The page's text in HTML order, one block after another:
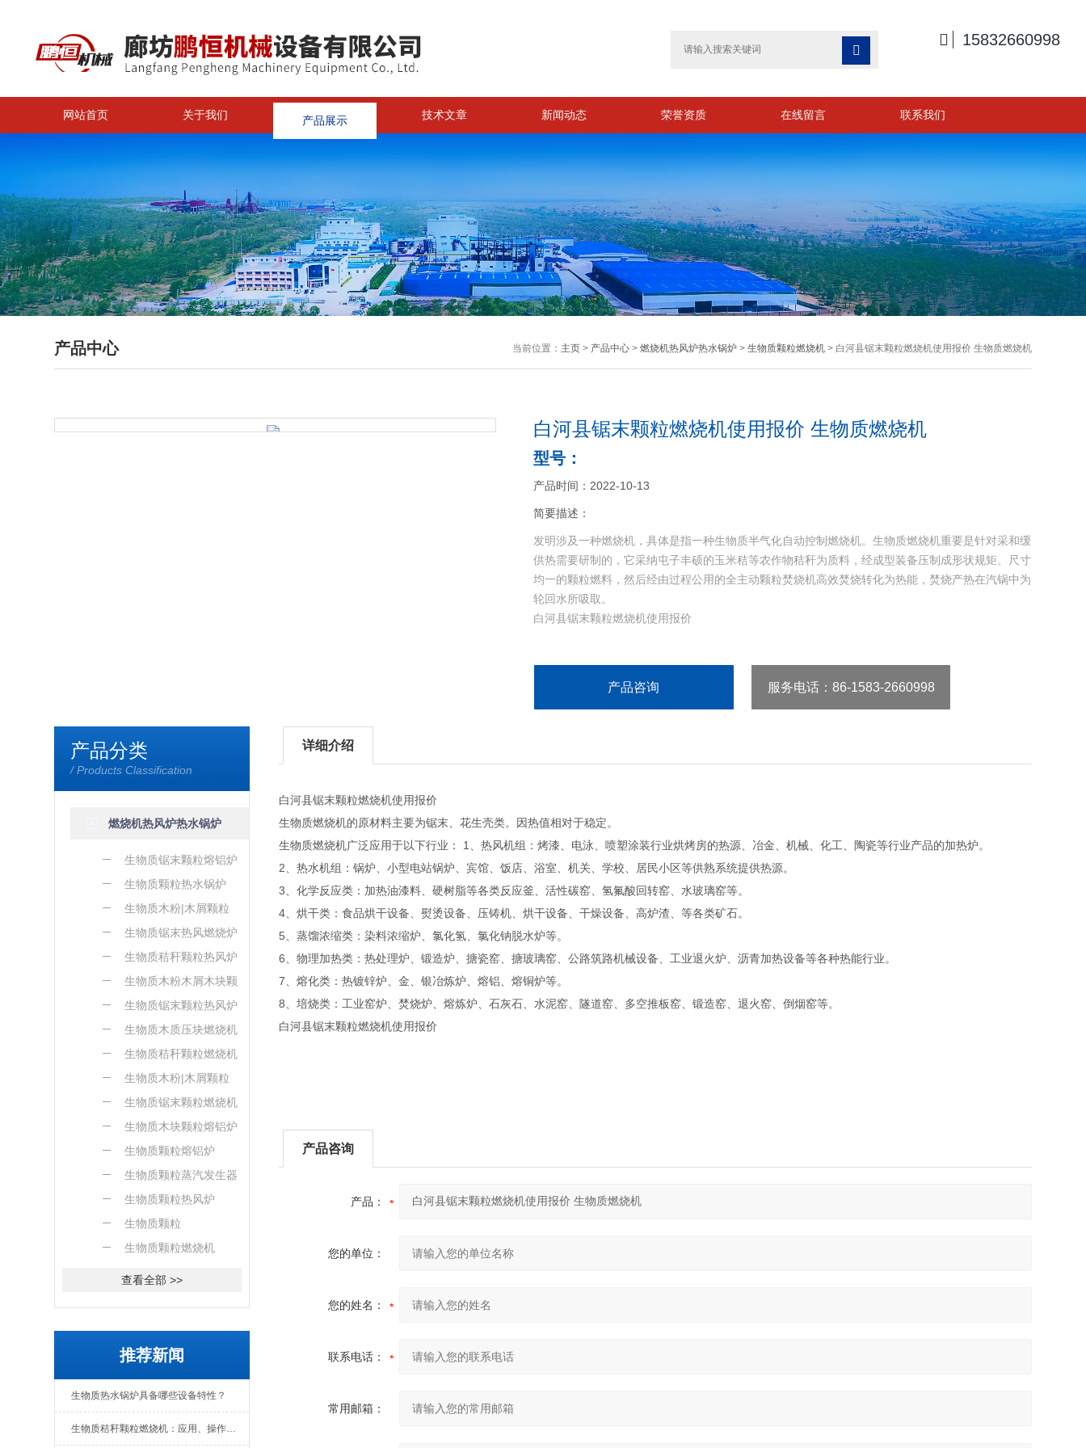

 15832660998
网站首页 关于我们 产品展示 技术文章 新闻动态 荣誉资质 在线留言 联系我们
产品中心 当前位置： 主页> 产品中心> 燃烧机热风炉热水锅炉> 生物质颗粒燃烧机> 白河县锯末颗粒燃烧机使用报价 生物质燃烧机
< >
白河县锯末颗粒燃烧机使用报价 生物质燃烧机
型号：
产品时间：2022-10-13
简要描述：
发明涉及一种燃烧机，具体是指一种生物质半气化自动控制燃烧机。生物质燃烧机重要是针对采和缓
供热需要研制的，它采纳屯子丰硕的玉米秸等农作物秸秆为质料，经成型装备压制成形状规矩、尺寸
均一的颗粒燃料，然后经由过程公用的全主动颗粒焚烧机高效焚烧转化为热能，焚烧产热在汽锅中为
轮回水所吸取。
白河县锯末颗粒燃烧机使用报价
产品咨询 服务电话：86-1583-2660998
产品分类
/ Products Classification
燃烧机热风炉热水锅炉
生物质锯末颗粒熔铝炉
生物质颗粒热水锅炉
生物质木粉|木屑颗粒
熔铝炉
生物质锯末热风燃烧炉
生物质秸秆颗粒热风炉
生物质木粉木屑木块颗
粒热风炉
生物质锯末颗粒热风炉
生物质木质压块燃烧机
生物质秸秆颗粒燃烧机
生物质木粉|木屑颗粒
燃烧机
生物质锯末颗粒燃烧机
生物质木块颗粒熔铝炉
生物质颗粒熔铝炉
生物质颗粒蒸汽发生器
生物质颗粒热风炉
生物质颗粒
生物质颗粒燃烧机
查看全部 >>
推荐新闻
生物质热水锅炉具备哪些设备特性？
生物质秸秆颗粒燃烧机：应用、操作与日常维护全解析
详细介绍
白河县锯末颗粒燃烧机使用报价
生物质燃烧机的原材料主要为锯末、花生壳类。因热值相对于稳定。
生物质燃烧机广泛应用于以下行业： 1、热风机组：烤漆、电泳、喷塑涂装行业烘烤房的热源、冶金、机械、化工、陶瓷等行业产品的加热炉。
2、热水机组：锅炉、小型电站锅炉、宾馆、饭店、浴室、机关、学校、居民小区等供熟系统提供热源。
3、化学反应类：加热油漆料、硬树脂等各类反应釜、活性碳窑、氢氟酸回转窑、水玻璃窑等。
4、烘干类：食品烘干设备、熨烫设备、压铸机、烘干设备、干燥设备、高炉渣、等各类矿石。
5、蒸馏浓缩类：染料浓缩炉、氯化氢、氯化钠脱水炉等。
6、物理加热类：热处理炉、锻造炉、搪瓷窑、搪玻璃窑、公路筑路机械设备、工业退火炉、沥青加热设备等各种热能行业。
7、熔化类：热镀锌炉、金、银冶炼炉、熔铝、熔铜炉等。
8、培烧类：工业窑炉、焚烧炉、熔炼炉、石灰石、水泥窑、隧道窑、多空推板窑、锻造窑、退火窑、倒烟窑等。
白河县锯末颗粒燃烧机使用报价
产品咨询
产品：
您的单位：
您的姓名：
联系电话：
常用邮箱：